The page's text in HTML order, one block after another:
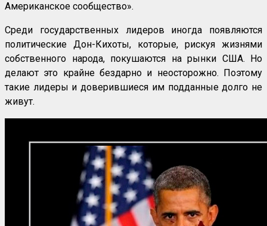
Американское сообщество».
Среди государственных лидеров иногда появляются
политические Дон-Кихоты, которые, рискуя жизнями
собственного народа, покушаются на рынки США. Но
делают это крайне бездарно и неосторожно. Поэтому
такие лидеры и доверившиеся им подданные долго не
живут.